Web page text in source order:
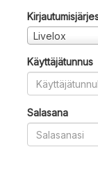
Livelox
Käyttäjätunnus
Salasana